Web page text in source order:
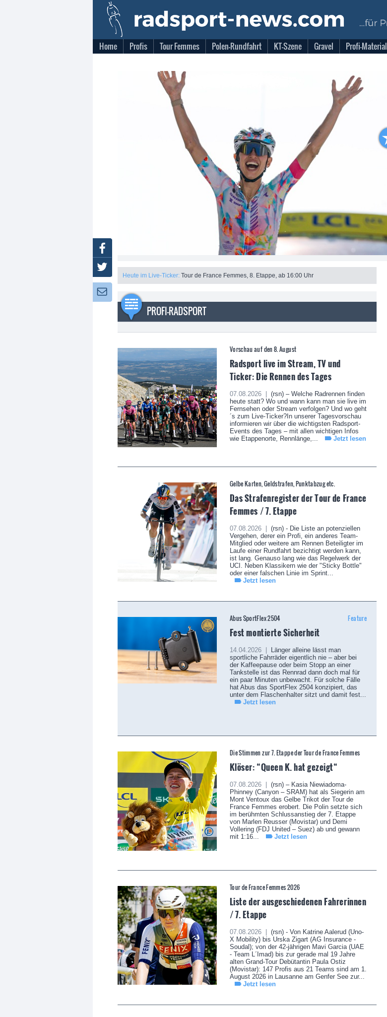
Home Profis Tour Femmes Polen-Rundfahrt KT-Szene Gravel Profi-Material
Heute im Live-Ticker: Tour de France Femmes, 8. Etappe, ab 16:00 Uhr
PROFI-RADSPORT
Vorschau auf den 8. August
Radsport live im Stream, TV und
Ticker: Die Rennen des Tages
07.08.2026 |
(rsn) – Welche Radrennen finden
heute statt? Wo und wann kann man sie live im
Fernsehen oder Stream verfolgen? Und wo geht
´s zum Live-Ticker?In unserer Tagesvorschau
informieren wir über die wichtigsten Radsport-
Events des Tages – mit allen wichtigen Infos
wie Etappenorte, Rennlänge,...
Jetzt lesen
Gelbe Karten, Geldstrafen, Punktabzug etc.
Das Strafenregister der Tour de France
Femmes / 7. Etappe
07.08.2026 |
(rsn) - Die Liste an potenziellen
Vergehen, derer ein Profi, ein anderes Team-
Mitglied oder weitere am Rennen Beteiligter im
Laufe einer Rundfahrt bezichtigt werden kann,
ist lang. Genauso lang wie das Regelwerk der
UCI. Neben Klassikern wie der "Sticky Bottle"
oder einer falschen Linie im Sprint...
Jetzt lesen
Feature
Abus SportFlex 2504
Fest montierte Sicherheit
14.04.2026 |
Länger alleine lässt man
sportliche Fahrräder eigentlich nie – aber bei
der Kaffeepause oder beim Stopp an einer
Tankstelle ist das Rennrad dann doch mal für
ein paar Minuten unbewacht. Für solche Fälle
hat Abus das SportFlex 2504 konzipiert, das
unter dem Flaschenhalter sitzt und damit fest...
Jetzt lesen
Die Stimmen zur 7. Etappe der Tour de France Femmes
Klöser: “Queen K. hat gezeigt“
07.08.2026 |
(rsn) – Kasia Niewiadoma-
Phinney (Canyon – SRAM) hat als Siegerin am
Mont Ventoux das Gelbe Trikot der Tour de
France Femmes erobert. Die Polin setzte sich
im berühmten Schlussanstieg der 7. Etappe
von Marlen Reusser (Movistar) und Demi
Vollering (FDJ United – Suez) ab und gewann
mit 1:16...
Jetzt lesen
Tour de France Femmes 2026
Liste der ausgeschiedenen Fahrerinnen
/ 7. Etappe
07.08.2026 |
(rsn) - Von Katrine Aalerud (Uno-
X Mobility) bis Urska Zigart (AG Insurance -
Soudal); von der 42-jährigen Mavi Garcia (UAE
- Team L´Imad) bis zur gerade mal 19 Jahre
alten Grand-Tour Debütantin Paula Ostiz
(Movistar): 147 Profis aus 21 Teams sind am 1.
August 2026 in Lausanne am Genfer See zur...
Jetzt lesen
Twitter
Newsletter: